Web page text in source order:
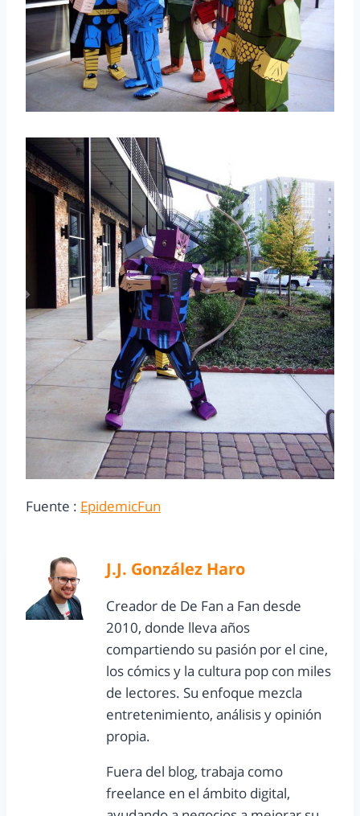
Fuente : EpidemicFun
J.J. González Haro
Creador de De Fan a Fan desde
2010, donde lleva años
compartiendo su pasión por el cine,
los cómics y la cultura pop con miles
de lectores. Su enfoque mezcla
entretenimiento, análisis y opinión
propia.
Fuera del blog, trabaja como
freelance en el ámbito digital,